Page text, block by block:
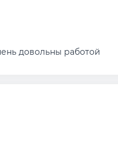
довольны работой